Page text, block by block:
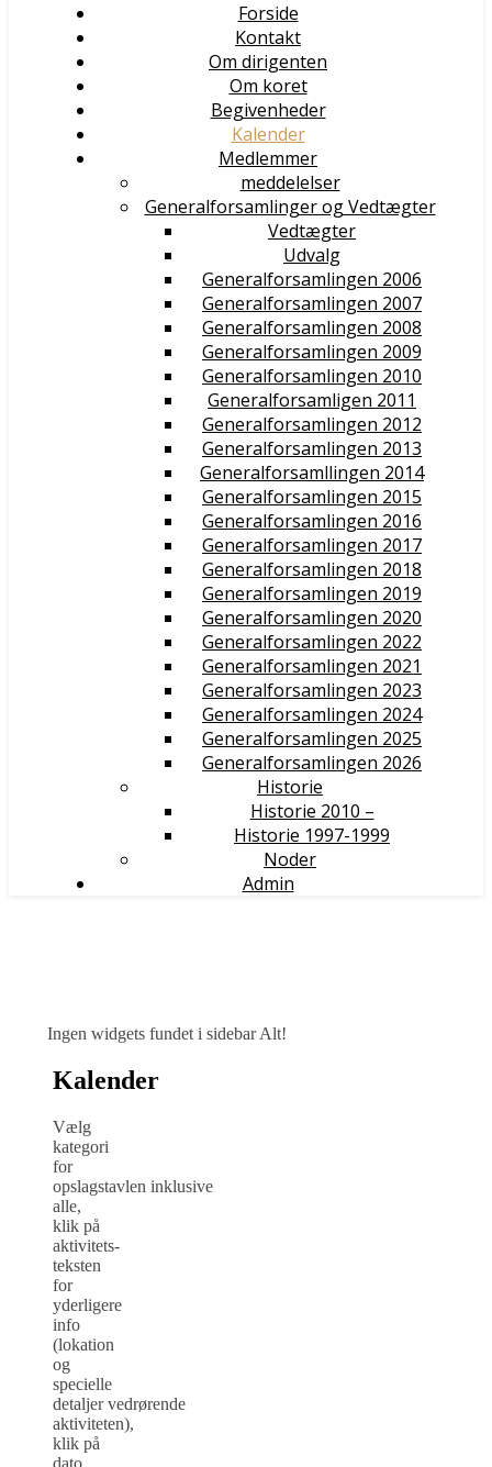
Forside
Kontakt
Om dirigenten
Om koret
Begivenheder
Kalender
Medlemmer
meddelelser
Generalforsamlinger og Vedtægter
Vedtægter
Udvalg
Generalforsamlingen 2006
Generalforsamlingen 2007
Generalforsamlingen 2008
Generalforsamlingen 2009
Generalforsamlingen 2010
Generalforsamligen 2011
Generalforsamlingen 2012
Generalforsamlingen 2013
Generalforsamllingen 2014
Generalforsamlingen 2015
Generalforsamlingen 2016
Generalforsamlingen 2017
Generalforsamlingen 2018
Generalforsamlingen 2019
Generalforsamlingen 2020
Generalforsamlingen 2022
Generalforsamlingen 2021
Generalforsamlingen 2023
Generalforsamlingen 2024
Generalforsamlingen 2025
Generalforsamlingen 2026
Historie
Historie 2010 –
Historie 1997-1999
Noder
Admin
Ingen widgets fundet i sidebar Alt!
Kalender
Vælg
kategori
for
opslagstavlen inklusive
alle,
klik på
aktivitets-
teksten
for
yderligere
info
(lokation
og
specielle
detaljer vedrørende
aktiviteten),
klik på
dato